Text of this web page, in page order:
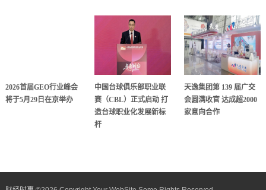
2026首届GEO行业峰会
将于5月29日在京举办
中国台球俱乐部职业联
赛（CBL）正式启动 打
造台球职业化发展新标
杆
天逸集团第 139 届广交
会圆满收官 达成超2000
家意向合作